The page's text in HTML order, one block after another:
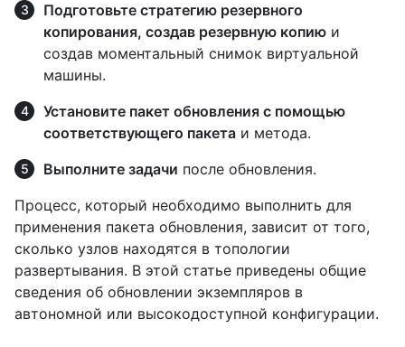
Подготовьте стратегию резервного
копирования, создав резервную копию и
создав моментальный снимок виртуальной
машины.
Установите пакет обновления с помощью
соответствующего пакета и метода.
Выполните задачи после обновления.
Процесс, который необходимо выполнить для
применения пакета обновления, зависит от того,
сколько узлов находятся в топологии
развертывания. В этой статье приведены общие
сведения об обновлении экземпляров в
автономной или высокодоступной конфигурации.